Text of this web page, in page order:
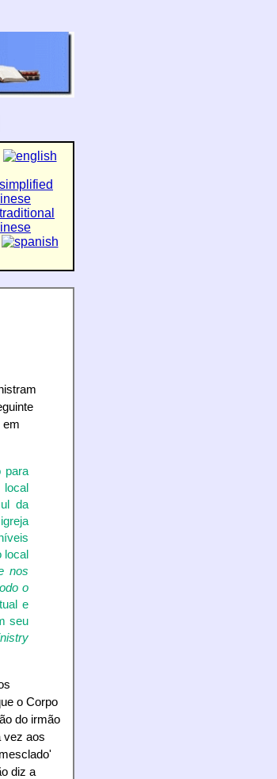
em
para
da
nos
o
e
seu
o Corpo
do irmão
vez aos
diz a